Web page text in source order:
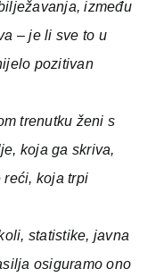
između
– je li sve to u
pozitivan
trenutku ženi s
koja ga skriva,
reći, koja trpi
statistike, javna
osiguramo ono